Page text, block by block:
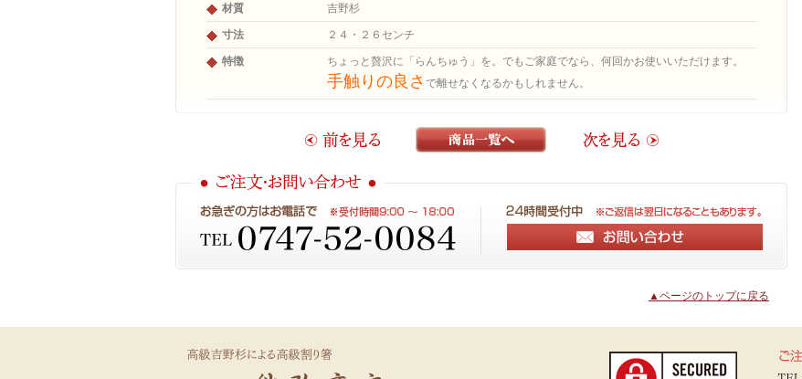
材質 吉野杉
寸法 ２４・２６センチ
特徴 ちょっと贅沢に「らんちゅう」を。でもご家庭でなら、何回かお使いいただけます。
手触りの良さ で離せなくなるかもしれません。
▲ページのトップに戻る